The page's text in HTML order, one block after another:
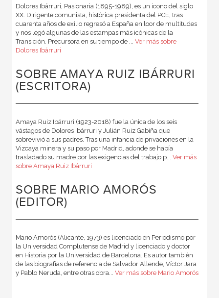
Dolores Ibárruri, Pasionaria (1895-1989), es un icono del siglo
XX. Dirigente comunista, histórica presidenta del PCE, tras
cuarenta años de exilio regresó a España en loor de multitudes
y nos legó algunas de las estampas más icónicas de la
Transición. Precursora en su tiempo de ... Ver más sobre
Dolores Ibárruri
SOBRE AMAYA RUIZ IBÁRRURI
(ESCRITORA)
Amaya Ruiz Ibárruri (1923-2018) fue la única de los seis
vástagos de Dolores Ibárruri y Julián Ruiz Gabiña que
sobrevivió a sus padres. Tras una infancia de privaciones en la
Vizcaya minera y su paso por Madrid, adonde se había
trasladado su madre por las exigencias del trabajo p... Ver más
sobre Amaya Ruiz Ibárruri
SOBRE MARIO AMORÓS
(EDITOR)
Mario Amorós (Alicante, 1973) es licenciado en Periodismo por
la Universidad Complutense de Madrid y licenciado y doctor
en Historia por la Universidad de Barcelona. Es autor también
de las biografías de referencia de Salvador Allende, Víctor Jara
y Pablo Neruda, entre otras obra... Ver más sobre Mario Amorós